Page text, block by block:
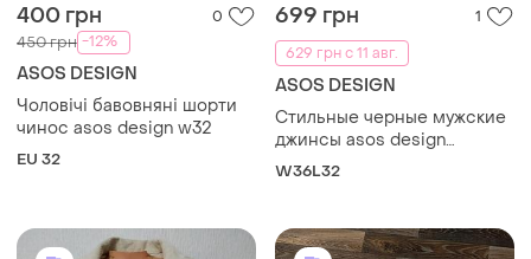
400 грн 0
450 грн -12%
ASOS DESIGN
Чоловічі бавовняні шорти
чинос asos design w32
EU 32
699 грн
1
629 грн с 11 авг.
ASOS DESIGN
Стильные черные мужские
джинсы asos design
(размер 36/32)
W36L32